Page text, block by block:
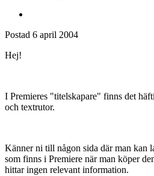
Postad 6 april 2004
Hej!
I Premieres "titelskapare" finns det
och textrutor.
Känner ni till någon sida där man kan
som finns i Premiere när man köper
hittar ingen relevant information.